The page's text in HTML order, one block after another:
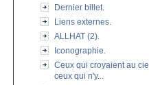
Dernier billet.
Liens externes.
ALLHAT (2).
Iconographie.
Ceux qui croyaient au ciel
ceux qui n'y...